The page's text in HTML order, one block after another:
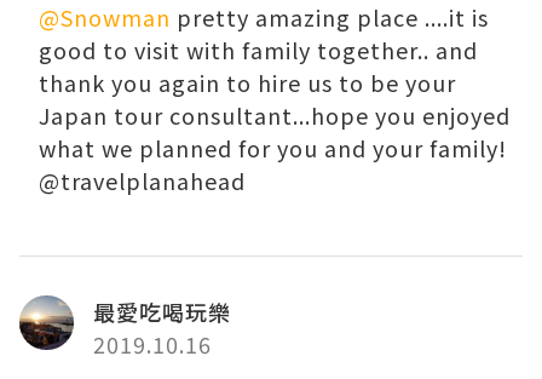
@Snowman pretty amazing place ....it is
good to visit with family together.. and
thank you again to hire us to be your
Japan tour consultant...hope you enjoyed
what we planned for you and your family!
@travelplanahead
最愛吃喝玩樂
2019.10.16